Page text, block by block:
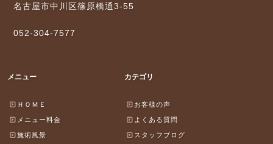
名古屋市中川区篠原橋通3-55
052-304-7577
メニュー
ＨＯＭＥ
メニュー料金
施術風景
カテゴリ
お客様の声
よくある質問
スタッフブログ